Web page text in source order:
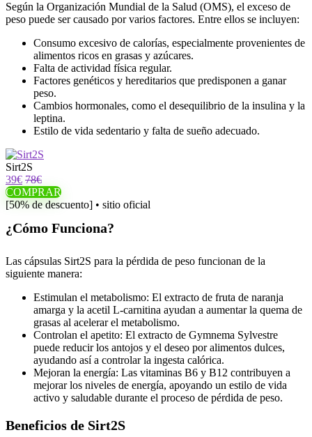
Según la Organización Mundial de la Salud (OMS), el exceso de
peso puede ser causado por varios factores. Entre ellos se incluyen:
Consumo excesivo de calorías, especialmente provenientes de
alimentos ricos en grasas y azúcares.
Falta de actividad física regular.
Factores genéticos y hereditarios que predisponen a ganar
peso.
Cambios hormonales, como el desequilibrio de la insulina y la
leptina.
Estilo de vida sedentario y falta de sueño adecuado.
Sirt2S
39€ 78€
COMPRAR
[50% de descuento] • sitio oficial
¿Cómo Funciona?
Las cápsulas Sirt2S para la pérdida de peso funcionan de la
siguiente manera:
Estimulan el metabolismo: El extracto de fruta de naranja
amarga y la acetil L-carnitina ayudan a aumentar la quema de
grasas al acelerar el metabolismo.
Controlan el apetito: El extracto de Gymnema Sylvestre
puede reducir los antojos y el deseo por alimentos dulces,
ayudando así a controlar la ingesta calórica.
Mejoran la energía: Las vitaminas B6 y B12 contribuyen a
mejorar los niveles de energía, apoyando un estilo de vida
activo y saludable durante el proceso de pérdida de peso.
Beneficios de Sirt2S